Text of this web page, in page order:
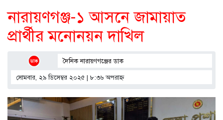
নারায়ণগঞ্জ-১ আসনে জামায়াত
প্রার্থীর মনোনয়ন দাখিল
দৈনিক নারায়ণগঞ্জের ডাক
সোমবার, ২৯ ডিসেম্বর ২০২৫ | ৮:৩৬ অপরাহ্ণ